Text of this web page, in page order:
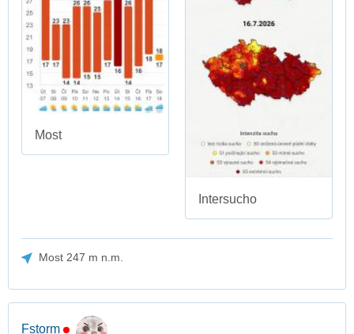
Most
Intersucho
Most 247 m n.m.
Fstorm